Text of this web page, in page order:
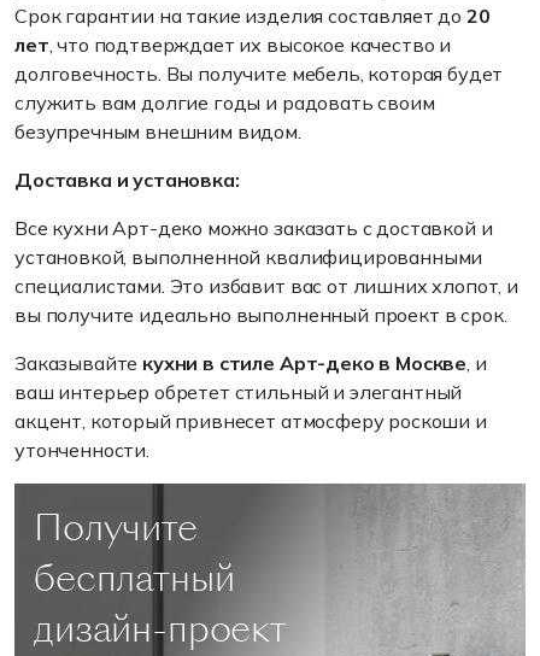
Срок гарантии на такие изделия составляет до 20
лет, что подтверждает их высокое качество и
долговечность. Вы получите мебель, которая будет
служить вам долгие годы и радовать своим
безупречным внешним видом.
Доставка и установка:
Все кухни Арт-деко можно заказать с доставкой и
установкой, выполненной квалифицированными
специалистами. Это избавит вас от лишних хлопот, и
вы получите идеально выполненный проект в срок.
Заказывайте кухни в стиле Арт-деко в Москве, и
ваш интерьер обретет стильный и элегантный
акцент, который привнесет атмосферу роскоши и
утонченности.
Получите
бесплатный
дизайн-проект